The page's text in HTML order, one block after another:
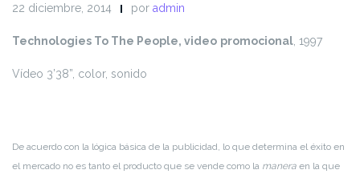
22 diciembre, 2014 por admin
Technologies To The People, video promocional , 1997
Vídeo 3’38”, color, sonido
De acuerdo con la lógica básica de la publicidad, lo que determina el éxito en
el mercado no es tanto el producto que se vende como la manera en la que